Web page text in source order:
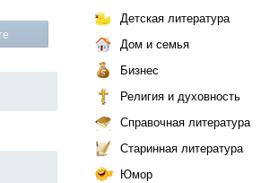
Детская литература
Дом и семья
Бизнес
Религия и духовность
Справочная литература
Старинная литература
Юмор